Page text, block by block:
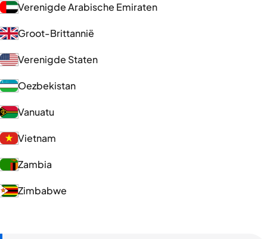
Verenigde Arabische Emiraten
Groot-Brittannië
Verenigde Staten
Oezbekistan
Vanuatu
Vietnam
Zambia
Zimbabwe